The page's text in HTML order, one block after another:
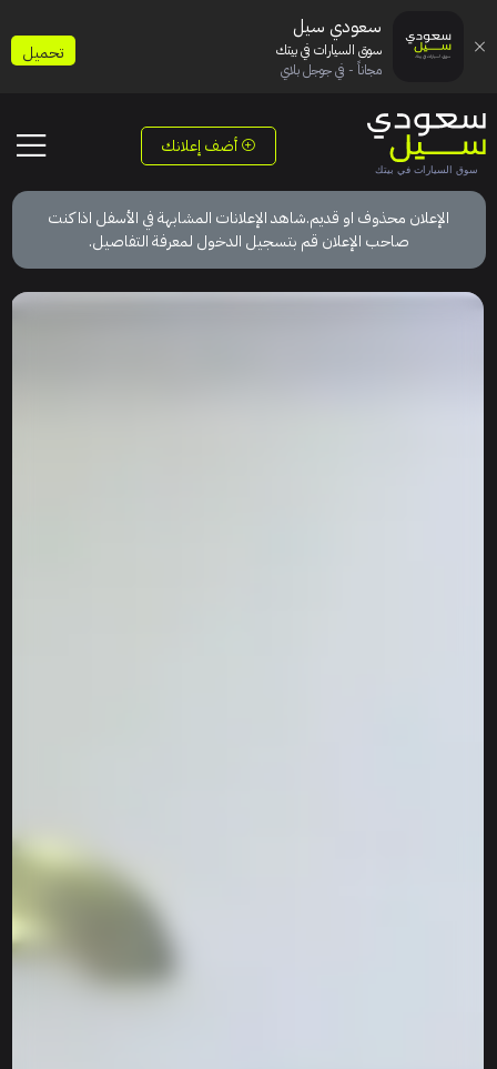
أضف إعلانك
الإعلان محذوف او قديم.شاهد الإعلانات المشابهة في الأسفل اذا كنت
صاحب الإعلان قم بتسجيل الدخول لمعرفة التفاصيل.
سعودي سيل
سوق السيارات في بيتك
مجاناً - في جوجل بلاي
تحميل